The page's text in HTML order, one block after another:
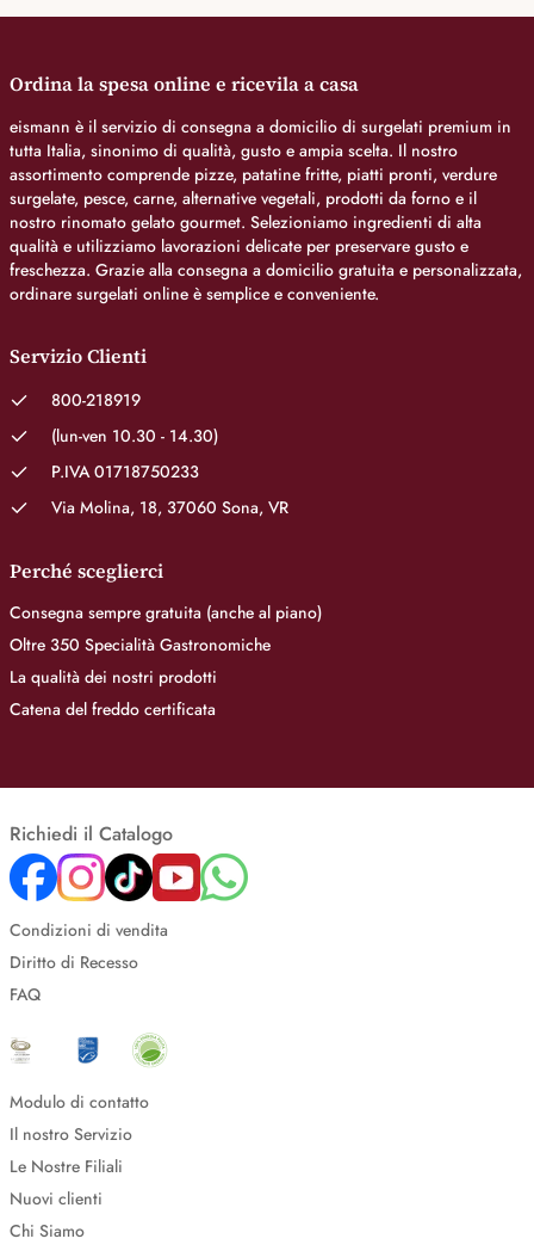
Ordina la spesa online e ricevila a casa
eismann è il servizio di consegna a domicilio di surgelati premium in
tutta Italia, sinonimo di qualità, gusto e ampia scelta. Il nostro
assortimento comprende pizze, patatine fritte, piatti pronti, verdure
surgelate, pesce, carne, alternative vegetali, prodotti da forno e il
nostro rinomato gelato gourmet. Selezioniamo ingredienti di alta
qualità e utilizziamo lavorazioni delicate per preservare gusto e
freschezza. Grazie alla consegna a domicilio gratuita e personalizzata,
ordinare surgelati online è semplice e conveniente.
Servizio Clienti
800-218919
(lun-ven 10.30 - 14.30)
P.IVA 01718750233
Via Molina, 18, 37060 Sona, VR
Perché sceglierci
Consegna sempre gratuita (anche al piano)
Oltre 350 Specialità Gastronomiche
La qualità dei nostri prodotti
Catena del freddo certificata
Richiedi il Catalogo
Condizioni di vendita
Diritto di Recesso
FAQ
Modulo di contatto
Il nostro Servizio
Le Nostre Filiali
Nuovi clienti
Chi Siamo